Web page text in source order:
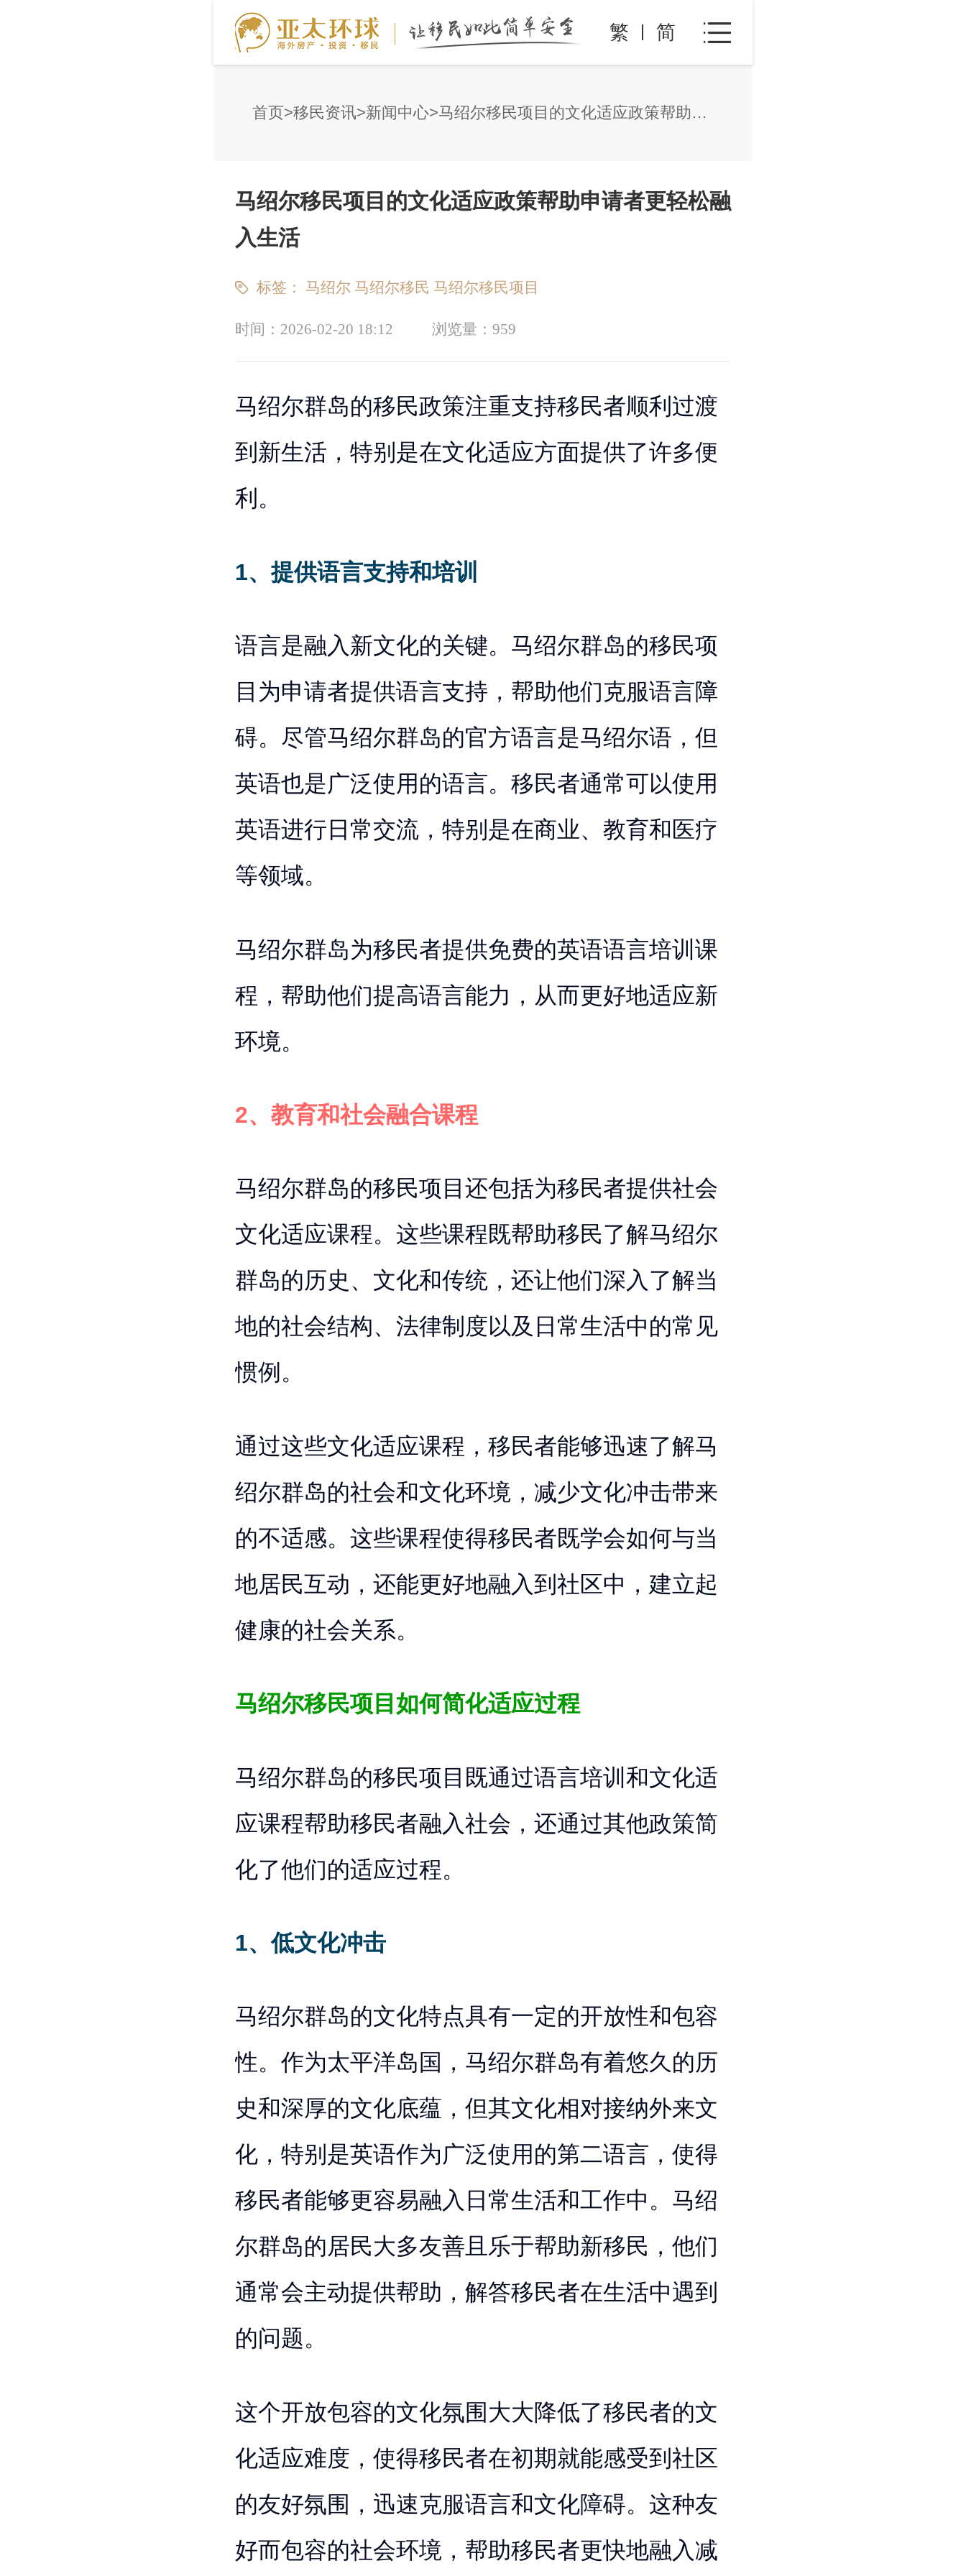
繁 简
首页 移民资讯 新闻中心 马绍尔移民项目的文化适应政策帮助申请者更轻松融入生活
马绍尔移民项目的文化适应政策帮助申请者更轻松融
入生活
标签： 马绍尔 马绍尔移民 马绍尔移民项目
时间： 2026-02-20 18:12 浏览量： 959
马绍尔群岛的移民政策注重支持移民者顺利过渡
到新生活，特别是在文化适应方面提供了许多便
利。
1、提供语言支持和培训
语言是融入新文化的关键。马绍尔群岛的移民项
目为申请者提供语言支持，帮助他们克服语言障
碍。尽管马绍尔群岛的官方语言是马绍尔语，但
英语也是广泛使用的语言。移民者通常可以使用
英语进行日常交流，特别是在商业、教育和医疗
等领域。
马绍尔群岛为移民者提供免费的英语语言培训课
程，帮助他们提高语言能力，从而更好地适应新
环境。
2、教育和社会融合课程
马绍尔群岛的移民项目还包括为移民者提供社会
文化适应课程。这些课程既帮助移民了解马绍尔
群岛的历史、文化和传统，还让他们深入了解当
地的社会结构、法律制度以及日常生活中的常见
惯例。
通过这些文化适应课程，移民者能够迅速了解马
绍尔群岛的社会和文化环境，减少文化冲击带来
的不适感。这些课程使得移民者既学会如何与当
地居民互动，还能更好地融入到社区中，建立起
健康的社会关系。
马绍尔移民项目如何简化适应过程
马绍尔群岛的移民项目既通过语言培训和文化适
应课程帮助移民者融入社会，还通过其他政策简
化了他们的适应过程。
1、低文化冲击
马绍尔群岛的文化特点具有一定的开放性和包容
性。作为太平洋岛国，马绍尔群岛有着悠久的历
史和深厚的文化底蕴，但其文化相对接纳外来文
化，特别是英语作为广泛使用的第二语言，使得
移民者能够更容易融入日常生活和工作中。马绍
尔群岛的居民大多友善且乐于帮助新移民，他们
通常会主动提供帮助，解答移民者在生活中遇到
的问题。
这个开放包容的文化氛围大大降低了移民者的文
化适应难度，使得移民者在初期就能感受到社区
的友好氛围，迅速克服语言和文化障碍。这种友
好而包容的社会环境，帮助移民者更快地融入减